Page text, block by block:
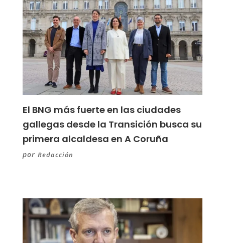
El BNG más fuerte en las ciudades
gallegas desde la Transición busca su
primera alcaldesa en A Coruña
por Redacción